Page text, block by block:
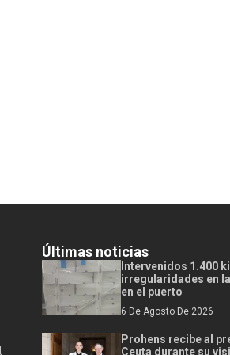
Últimas noticias
Intervenidos 1.400
irregularidades en
en el puerto
6 De Agosto De 2026
Prohens recibe al
Ceuta durante su